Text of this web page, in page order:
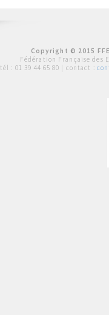
Copyright © 2015
Fédération Française des
tél : 01 39 44 65 80 | contact :